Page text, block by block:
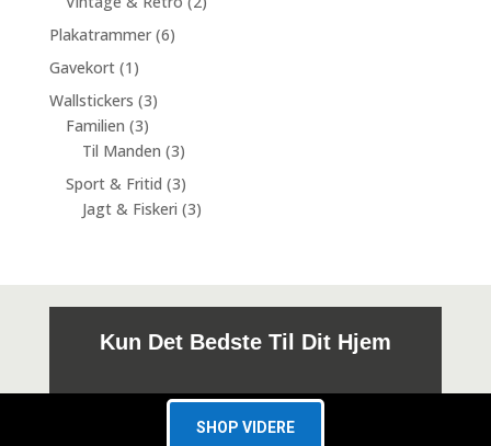
Plakatrammer 66
Gavekort 1 1
vare
Wallstickers 33
Familien 33
varer
Til Manden 33
varer
Sport & Fritid 33
varer
Jagt & Fiskeri 33
Kun Det Bedste Til Dit Hjem
SHOP VIDERE